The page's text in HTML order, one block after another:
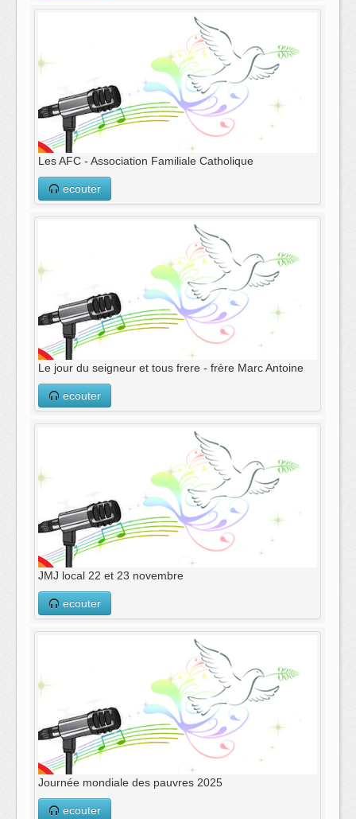
Les AFC - Association Familiale Catholique
ecouter
Le jour du seigneur et tous frere - frère Marc Antoine
ecouter
JMJ local 22 et 23 novembre
ecouter
Journée mondiale des pauvres 2025
ecouter